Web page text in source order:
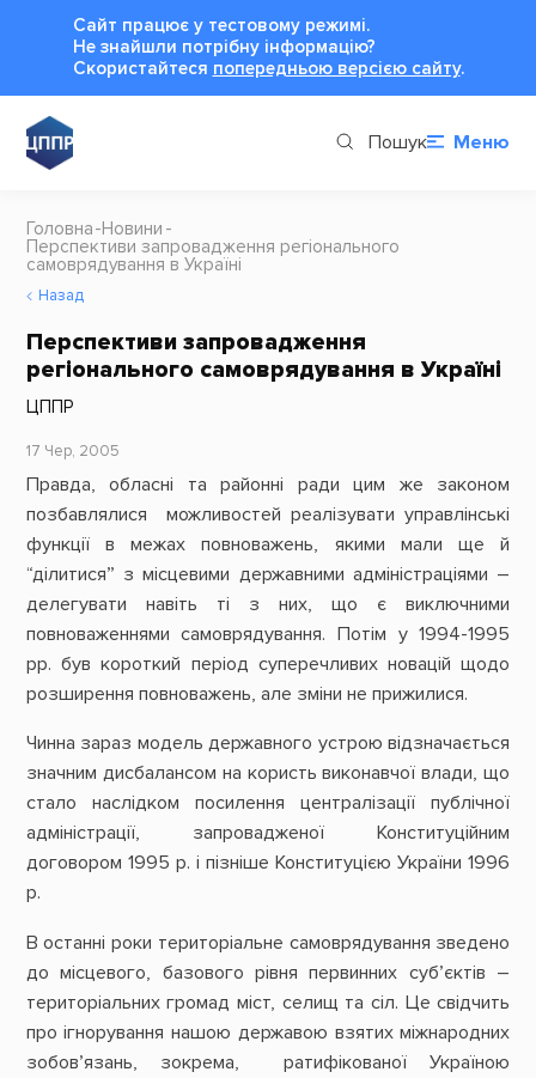
Сайт працює у тестовому режимі.
Не знайшли потрібну інформацію?
Cкористайтеся попередньою версією сайту.
Пошук Меню
Головна Новини
Перспективи запровадження регіонального
самоврядування в Україні
Назад
Перспективи запровадження
регіонального самоврядування в Україні
ЦППР
17 Чер, 2005
Правда, обласні та районні ради цим же законом
позбавлялися можливостей реалізувати управлінські
функції в межах повноважень, якими мали ще й
“ділитися” з місцевими державними адміністраціями –
делегувати навіть ті з них, що є виключними
повноваженнями самоврядування. Потім у 1994-1995
рр. був короткий період суперечливих новацій щодо
розширення повноважень, але зміни не прижилися.
Чинна зараз модель державного устрою відзначається
значним дисбалансом на користь виконавчої влади, що
стало наслідком посилення централізації публічної
адміністрації, запровадженої Конституційним
договором 1995 р. і пізніше Конституцією України 1996
р.
В останні роки територіальне самоврядування зведено
до місцевого, базового рівня первинних суб’єктів –
територіальних громад міст, селищ та сіл. Це свідчить
про ігнорування нашою державою взятих міжнародних
зобов’язань, зокрема, ратифікованої Україною